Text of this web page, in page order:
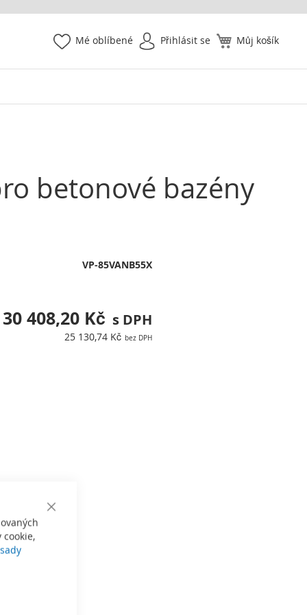
Close
Můj košík
Mé oblíbené Přihlásit se
betonové bazény
30 408,20 Kč
25 130,74 Kč
VP-85VANB55X